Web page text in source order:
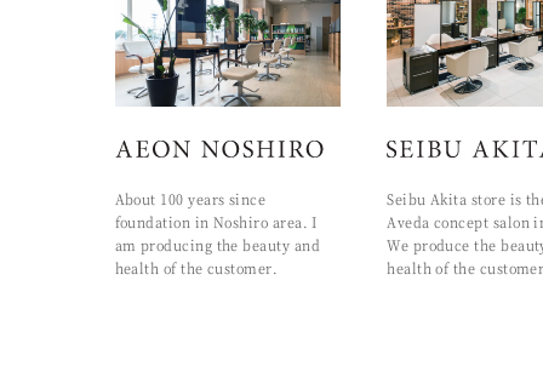
About 100 years since
foundation in Noshiro area. I
am producing the beauty and
health of the customer.
Seibu Akita store is
Aveda concept salon
We produce the
health of the